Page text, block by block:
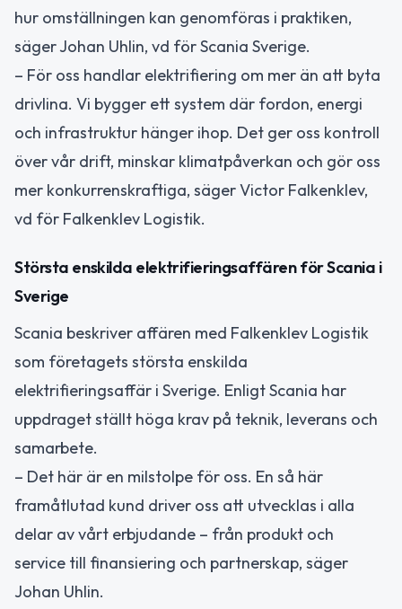
hur omställningen kan genomföras i praktiken,
säger Johan Uhlin, vd för Scania Sverige.
– För oss handlar elektrifiering om mer än att byta
drivlina. Vi bygger ett system där fordon, energi
och infrastruktur hänger ihop. Det ger oss kontroll
över vår drift, minskar klimatpåverkan och gör oss
mer konkurrenskraftiga, säger Victor Falkenklev,
vd för Falkenklev Logistik.
Största enskilda elektrifieringsaffären för Scania i
Sverige
Scania beskriver affären med Falkenklev Logistik
som företagets största enskilda
elektrifieringsaffär i Sverige. Enligt Scania har
uppdraget ställt höga krav på teknik, leverans och
samarbete.
– Det här är en milstolpe för oss. En så här
framåtlutad kund driver oss att utvecklas i alla
delar av vårt erbjudande – från produkt och
service till finansiering och partnerskap, säger
Johan Uhlin.